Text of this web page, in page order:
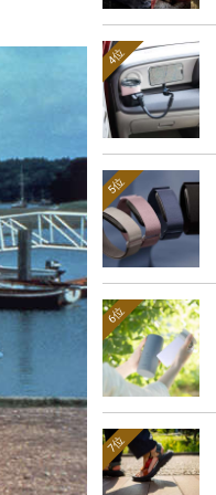
4位
5位
6位
7位